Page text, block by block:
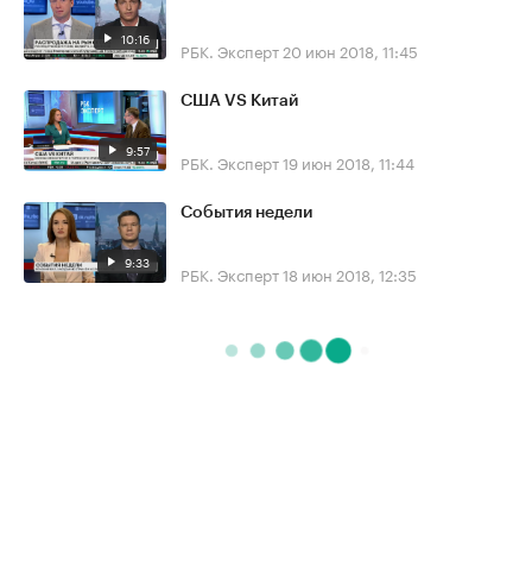
10:16 РБК. Эксперт 20 июн 2018, 11:45
9:57
США VS Китай
РБК. Эксперт19 июн 2018, 11:44
9:33
События недели
РБК. Эксперт18 июн 2018, 12:35